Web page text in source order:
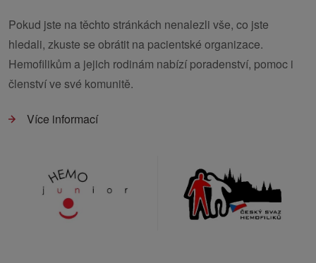
Pokud jste na těchto stránkách nenalezli vše, co jste
hledali, zkuste se obrátit na pacientské organizace.
Hemofilikům a jejich rodinám nabízí poradenství, pomoc i
členství ve své komunitě.
Více informací